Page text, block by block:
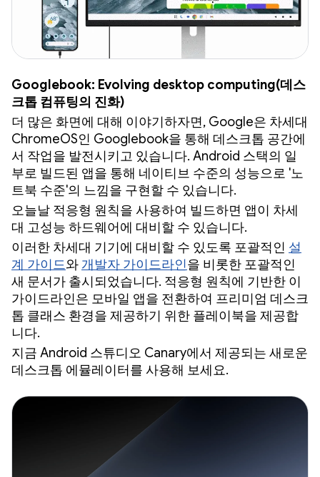
Googlebook: Evolving desktop computing(데스
크톱 컴퓨팅의 진화)
더 많은 화면에 대해 이야기하자면, Google은 차세대
ChromeOS인 Googlebook을 통해 데스크톱 공간에
서 작업을 발전시키고 있습니다. Android 스택의 일
부로 빌드된 앱을 통해 네이티브 수준의 성능으로 '노
트북 수준'의 느낌을 구현할 수 있습니다.
오늘날 적응형 원칙을 사용하여 빌드하면 앱이 차세
대 고성능 하드웨어에 대비할 수 있습니다.
이러한 차세대 기기에 대비할 수 있도록 포괄적인 설
계 가이드와개발자 가이드라인을 비롯한 포괄적인
새 문서가 출시되었습니다. 적응형 원칙에 기반한 이
가이드라인은 모바일 앱을 전환하여 프리미엄 데스크
톱 클래스 환경을 제공하기 위한 플레이북을 제공합
니다.
지금 Android 스튜디오 Canary에서 제공되는 새로운
데스크톱 에뮬레이터를 사용해 보세요.